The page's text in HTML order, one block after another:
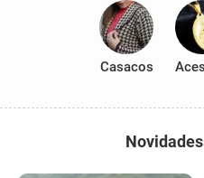
Casacos
Novidades